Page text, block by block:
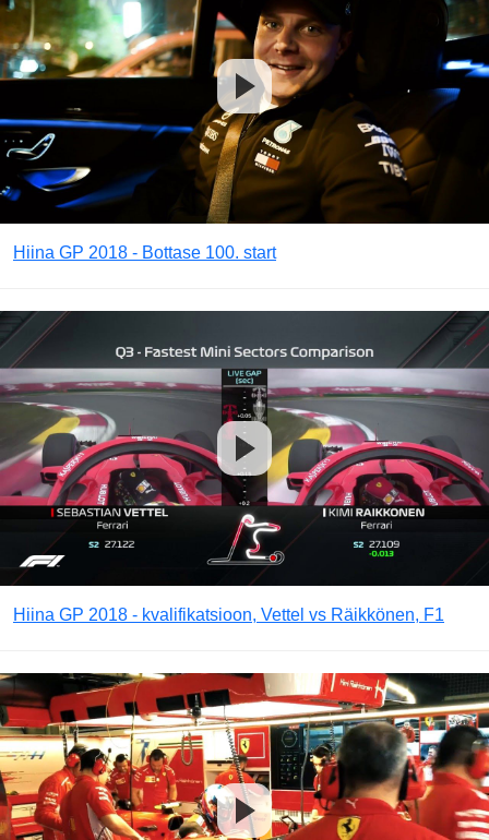
Hiina GP 2018 - Bottase 100. start
Hiina GP 2018 - kvalifikatsioon, Vettel vs Räikkönen, F1